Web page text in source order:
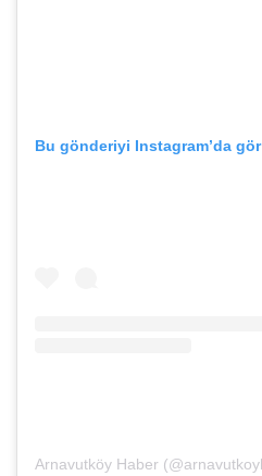
Bu gönderiyi Instagram’da gör